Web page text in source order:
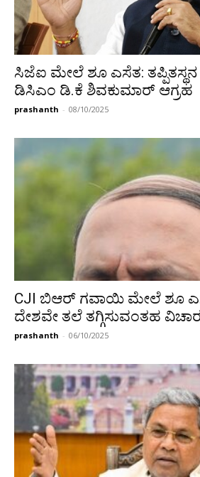
ಸಿಜೆಐ ಮೇಲೆ ಶೂ ಎಸೆತ: ತಪ್ಪಿತಸ್ಥನ
ಡಿಸಿಎಂ ಡಿ.ಕೆ ಶಿವಕುಮಾರ್ ಆಗ್ರಹ
prashanth - 08/10/2025
CJI ಬಿಆರ್ ಗವಾಯಿ ಮೇಲೆ ಶೂ
ದೇಶವೇ ತಲೆ ತಗ್ಗಿಸುವಂತಹ
prashanth - 06/10/2025